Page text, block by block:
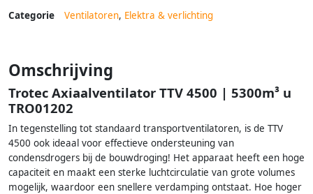
Categorie Ventilatoren, Elektra & verlichting
Omschrijving
Trotec Axiaalventilator TTV 4500 | 5300m³ u
TRO01202
In tegenstelling tot standaard transportventilatoren, is de TTV
4500 ook ideaal voor effectieve ondersteuning van
condensdrogers bij de bouwdroging! Het apparaat heeft een hoge
capaciteit en maakt een sterke luchtcirculatie van grote volumes
mogelijk, waardoor een snellere verdamping ontstaat. Hoe hoger